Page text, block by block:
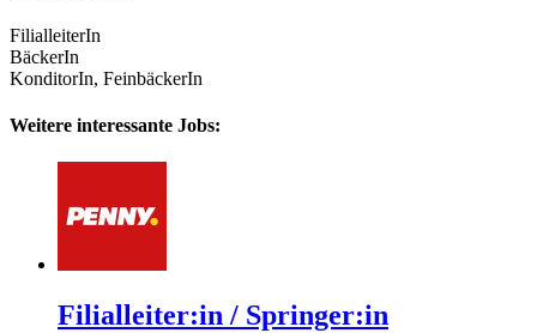
FilialleiterIn
BäckerIn
KonditorIn, FeinbäckerIn
Weitere interessante Jobs:
Filialleiter:in / Springer:in